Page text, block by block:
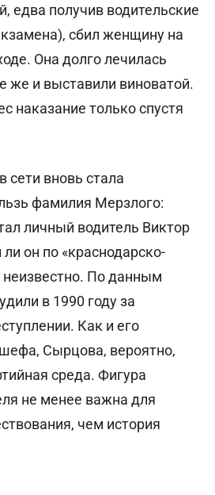
едва получив водительские
сбил женщину на
Она долго лечилась
же и выставили виноватой.
наказание только спустя
сети вновь стала
фамилия Мерзлого:
личный водитель Виктор
он по «краснодарско-
неизвестно. По данным
в 1990 году за
Как и его
Сырцова, вероятно,
среда. Фигура
не менее важна для
чем история